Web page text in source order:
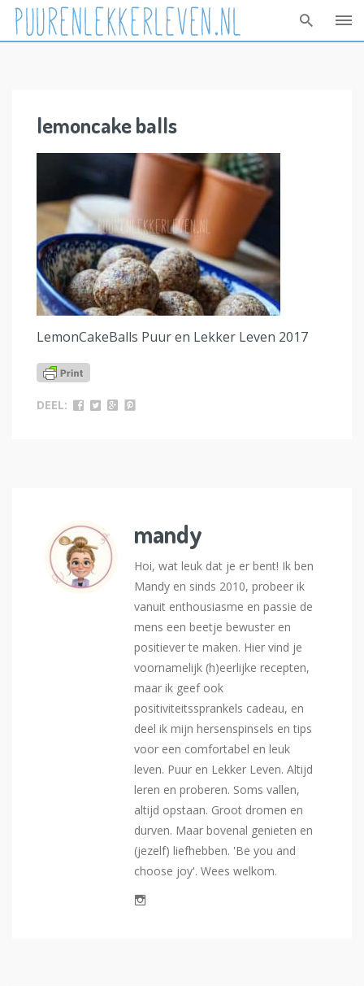
lemoncake balls
LemonCakeBalls Puur en Lekker Leven 2017
DEEL:
mandy
Hoi, wat leuk dat je er bent! Ik ben
Mandy en sinds 2010, probeer ik
vanuit enthousiasme en passie de
mens een beetje bewuster en
positiever te maken. Hier vind je
voornamelijk (h)eerlijke recepten,
maar ik geef ook
positiviteitssprankels cadeau, en
deel ik mijn hersenspinsels en tips
voor een comfortabel en leuk
leven. Puur en Lekker Leven. Altijd
leren en proberen. Soms vallen,
altijd opstaan. Groot dromen en
durven. Maar bovenal genieten en
(jezelf) liefhebben. 'Be you and
choose joy'. Wees welkom.